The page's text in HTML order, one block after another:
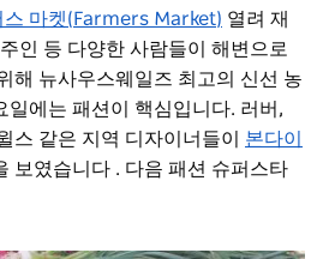
스 마켓(Farmers Market) 열려 재
인 등 다양한 사람들이 해변으로
해 뉴사우스웨일즈 최고의 신선 농
일에는 패션이 핵심입니다. 러버,
스 같은 지역 디자이너들이
본다이
보였습니다 . 다음 패션 슈퍼스타